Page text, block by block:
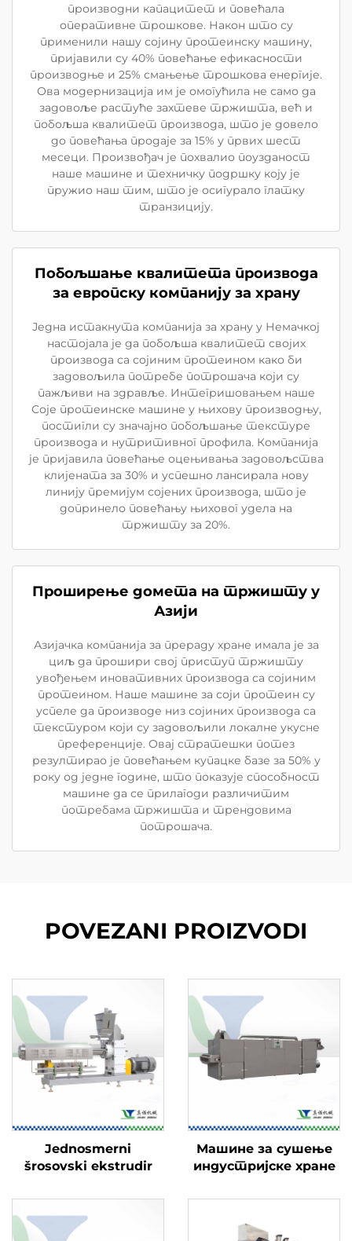
производни капацитет и повећала
оперативне трошкове. Након што су
применили нашу сојину протеинску машину,
пријавили су 40% повећање ефикасности
производње и 25% смањење трошкова енергије.
Ова модернизација им је омогућила не само да
задовоље растуће захтеве тржишта, већ и
побољша квалитет производа, што је довело
до повећања продаје за 15% у првих шест
месеци. Произвођач је похвалио поузданост
наше машине и техничку подршку коју је
пружио наш тим, што је осигурало глатку
транзицију.
Побољшање квалитета производа
за европску компанију за храну
Једна истакнута компанија за храну у Немачкој
настојала је да побољша квалитет својих
производа са сојиним протеином како би
задовољила потребе потрошача који су
пажљиви на здравље. Интегришовањем наше
Соје протеинске машине у њихову производњу,
постигли су значајно побољшање текстуре
производа и нутритивног профила. Компанија
је пријавила повећање оцењивања задовољства
клијената за 30% и успешно лансирала нову
линију премијум сојених производа, што је
допринело повећању њиховог удела на
тржишту за 20%.
Проширење домета на тржишту у
Азији
Азијачка компанија за прераду хране имала је за
циљ да прошири свој приступ тржишту
увођењем иновативних производа са сојиним
протеином. Наше машине за соји протеин су
успеле да производе низ сојиних производа са
текстуром који су задовољили локалне укусне
преференције. Овај стратешки потез
резултирао је повећањем купацке базе за 50% у
року од једне године, што показује способност
машине да се прилагоди различитим
потребама тржишта и трендовима
потрошача.
POVEZANI PROIZVODI
Jednosmerni
šrosovski ekstrudir
Машине за сушење
индустријске хране